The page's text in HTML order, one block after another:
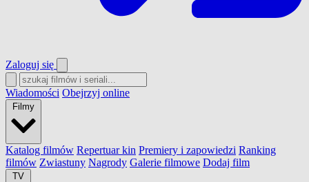
Zaloguj się
Wiadomości Obejrzyj online
Filmy
Katalog filmów Repertuar kin Premiery i zapowiedzi Ranking
filmów Zwiastuny Nagrody Galerie filmowe Dodaj film
TV